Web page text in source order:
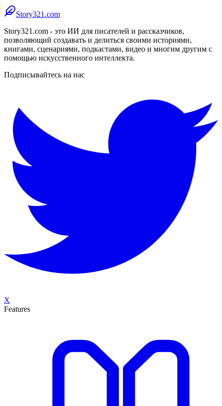
Story321.com
Story321.com - это ИИ для писателей и рассказчиков,
позволяющий создавать и делиться своими историями,
книгами, сценариями, подкастами, видео и многим другим с
помощью искусственного интеллекта.
Подписывайтесь на нас
X
Features